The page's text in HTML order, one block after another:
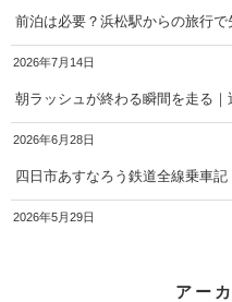
前泊は必要？浜松駅からの旅行
2026年7月14日
朝ラッシュが終わる瞬間を走る
2026年6月28日
四日市あすなろう鉄道全線乗車記
2026年5月29日
アー